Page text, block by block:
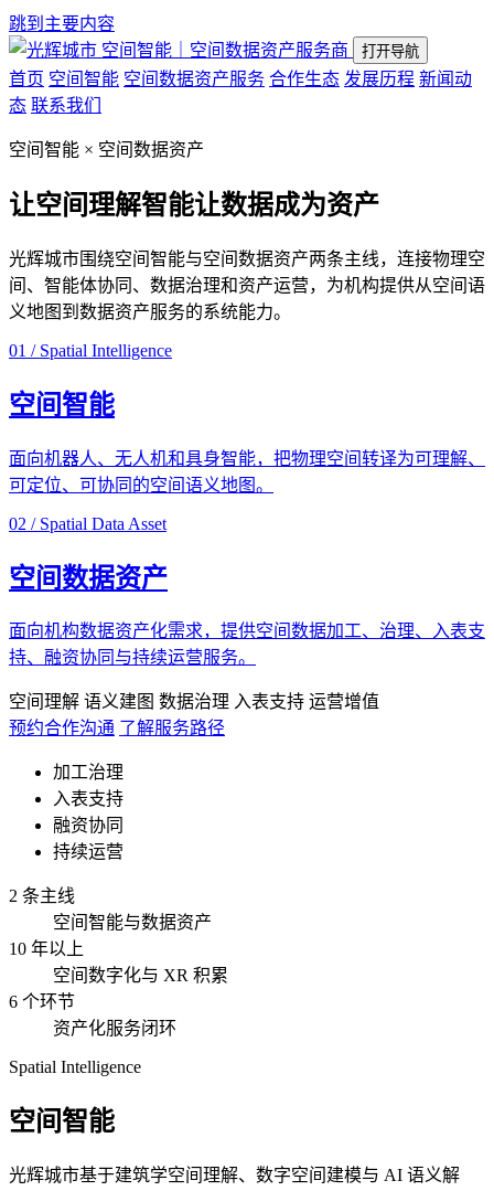
跳到主要内容
空间智能｜空间数据资产服务商
打开导航
首页 空间智能 空间数据资产服务 合作生态 发展历程 新闻动
态 联系我们
空间智能 × 空间数据资产
让空间理解智能让数据成为资产
光辉城市围绕空间智能与空间数据资产两条主线，连接物理空
间、智能体协同、数据治理和资产运营，为机构提供从空间语
义地图到数据资产服务的系统能力。
01 / Spatial Intelligence
空间智能
面向机器人、无人机和具身智能，把物理空间转译为可理解、
可定位、可协同的空间语义地图。
02 / Spatial Data Asset
空间数据资产
面向机构数据资产化需求，提供空间数据加工、治理、入表支
持、融资协同与持续运营服务。
空间理解 语义建图 数据治理 入表支持 运营增值
预约合作沟通 了解服务路径
加工治理
入表支持
融资协同
持续运营
2 条主线
空间智能与数据资产
10 年以上
空间数字化与 XR 积累
6 个环节
资产化服务闭环
Spatial Intelligence
空间智能
光辉城市基于建筑学空间理解、数字空间建模与 AI 语义解